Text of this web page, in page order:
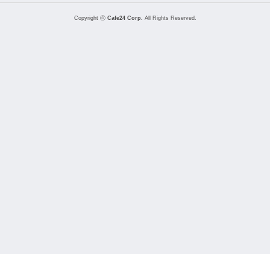
Copyright ⓒ Cafe24 Corp. All Rights Reserved.